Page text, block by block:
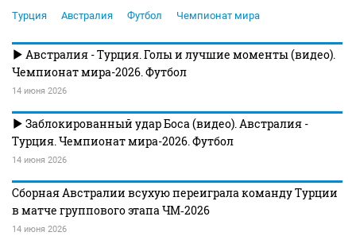
Турция Австралия Футбол Чемпионат мира
Австралия - Турция. Голы и лучшие моменты (видео).
Чемпионат мира-2026. Футбол
14 июня 2026
Заблокированный удар Боса (видео). Австралия -
Турция. Чемпионат мира-2026. Футбол
14 июня 2026
Сборная Австралии всухую переиграла команду Турции
в матче группового этапа ЧМ‑2026
14 июня 2026